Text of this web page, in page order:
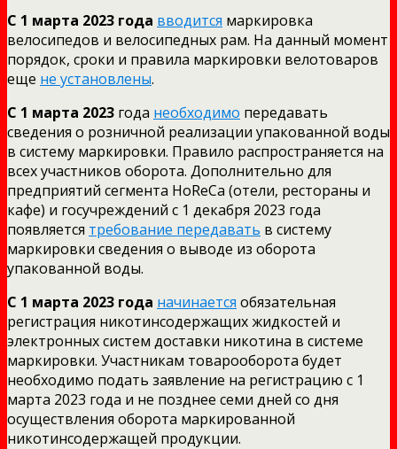
С 1 марта 2023 года вводится маркировка
велосипедов и велосипедных рам. На данный момент
порядок, сроки и правила маркировки велотоваров
еще не установлены.
С 1 марта 2023 года необходимо передавать
сведения о розничной реализации упакованной воды
в систему маркировки. Правило распространяется на
всех участников оборота. Дополнительно для
предприятий сегмента HoReCa (отели, рестораны и
кафе) и госучреждений с 1 декабря 2023 года
появляется требование передавать в систему
маркировки сведения о выводе из оборота
упакованной воды.
С 1 марта 2023 года начинается обязательная
регистрация никотинсодержащих жидкостей и
электронных систем доставки никотина в системе
маркировки. Участникам товарооборота будет
необходимо подать заявление на регистрацию с 1
марта 2023 года и не позднее семи дней со дня
осуществления оборота маркированной
никотинсодержащей продукции.